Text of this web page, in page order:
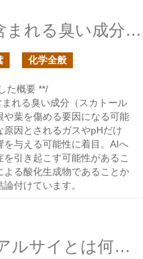
排出直後の家畜糞に含まれる臭い成分は根を傷める要因になるか？
化学全般
た概要 **/
れる臭い成分（スカトール
葉を傷める要因になる可能
因とされるガスやpHだけ
与える可能性に着目。AIへ
引き起こす可能性があるこ
よる酸化生成物であることか
付けています。
アルサイクローバのアルサイとは何だ？